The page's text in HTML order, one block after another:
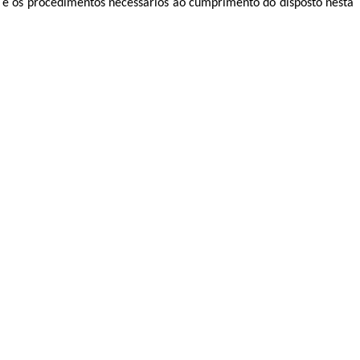
procedimentos necessários ao cumprimento do disposto nesta